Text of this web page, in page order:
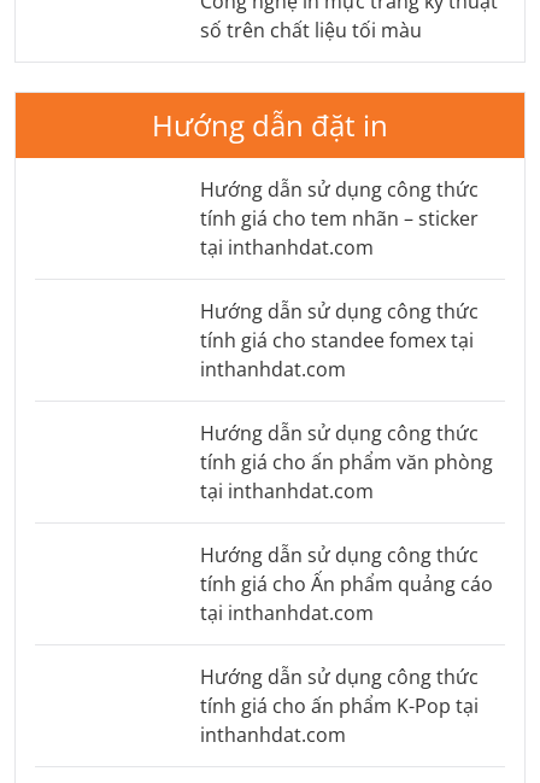
số trên chất liệu tối màu
Hướng dẫn đặt in
Hướng dẫn sử dụng công thức
tính giá cho tem nhãn – sticker
tại inthanhdat.com
Hướng dẫn sử dụng công thức
tính giá cho standee fomex tại
inthanhdat.com
Hướng dẫn sử dụng công thức
tính giá cho ấn phẩm văn phòng
tại inthanhdat.com
Hướng dẫn sử dụng công thức
tính giá cho Ấn phẩm quảng cáo
tại inthanhdat.com
Hướng dẫn sử dụng công thức
tính giá cho ấn phẩm K-Pop tại
inthanhdat.com